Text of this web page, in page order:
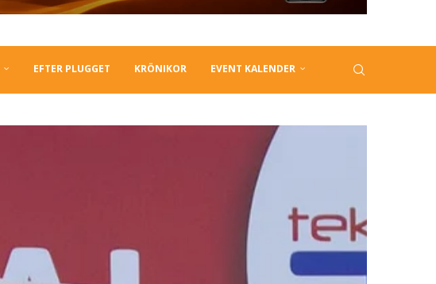
EFTER PLUGGET KRÖNIKOR EVENT KALENDER